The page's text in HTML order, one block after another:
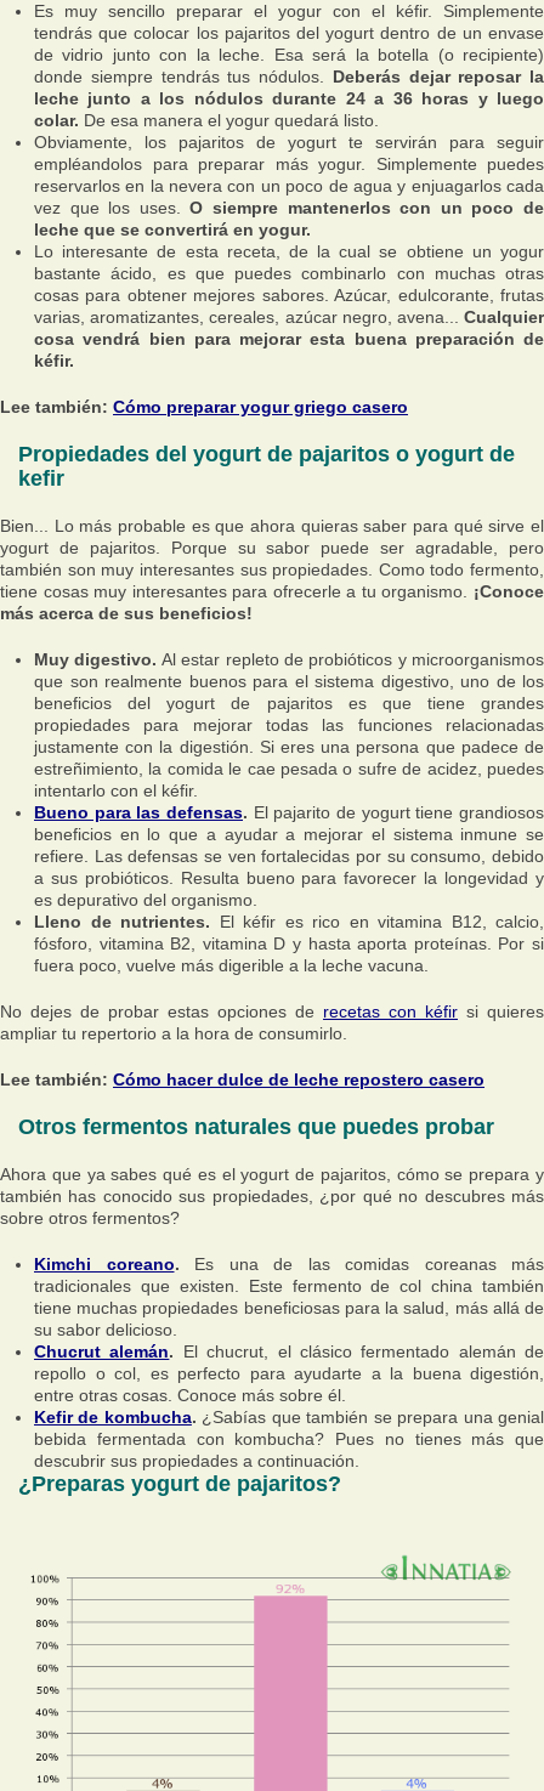
Es muy sencillo preparar el yogur con el kéfir. Simplemente
tendrás que colocar los pajaritos del yogurt dentro de un envase
de vidrio junto con la leche. Esa será la botella (o recipiente)
donde siempre tendrás tus nódulos. Deberás dejar reposar la
leche junto a los nódulos durante 24 a 36 horas y luego
colar. De esa manera el yogur quedará listo.
Obviamente, los pajaritos de yogurt te servirán para seguir
empléandolos para preparar más yogur. Simplemente puedes
reservarlos en la nevera con un poco de agua y enjuagarlos cada
vez que los uses.O siempre mantenerlos con un poco de
leche que se convertirá en yogur.
Lo interesante de esta receta, de la cual se obtiene un yogur
bastante ácido, es que puedes combinarlo con muchas otras
cosas para obtener mejores sabores. Azúcar, edulcorante, frutas
varias, aromatizantes, cereales, azúcar negro, avena... Cualquier
cosa vendrá bien para mejorar esta buena preparación de
kéfir.
Lee también: Cómo preparar yogur griego casero
Propiedades del yogurt de pajaritos o yogurt de
kefir
Bien... Lo más probable es que ahora quieras saber para qué sirve el
yogurt de pajaritos. Porque su sabor puede ser agradable, pero
también son muy interesantes sus propiedades. Como todo fermento,
tiene cosas muy interesantes para ofrecerle a tu organismo. ¡Conoce
más acerca de sus beneficios!
Muy digestivo. Al estar repleto de probióticos y microorganismos
que son realmente buenos para el sistema digestivo, uno de los
beneficios del yogurt de pajaritos es que tiene grandes
propiedades para mejorar todas las funciones relacionadas
justamente con la digestión. Si eres una persona que padece de
estreñimiento, la comida le cae pesada o sufre de acidez, puedes
intentarlo con el kéfir.
Bueno para las defensas. El pajarito de yogurt tiene grandiosos
beneficios en lo que a ayudar a mejorar el sistema inmune se
refiere. Las defensas se ven fortalecidas por su consumo, debido
a sus probióticos. Resulta bueno para favorecer la longevidad y
es depurativo del organismo.
Lleno de nutrientes. El kéfir es rico en vitamina B12, calcio,
fósforo, vitamina B2, vitamina D y hasta aporta proteínas. Por si
fuera poco, vuelve más digerible a la leche vacuna.
No dejes de probar estas opciones de recetas con kéfir si quieres
ampliar tu repertorio a la hora de consumirlo.
Lee también: Cómo hacer dulce de leche repostero casero
Otros fermentos naturales que puedes probar
Ahora que ya sabes qué es el yogurt de pajaritos, cómo se prepara y
también has conocido sus propiedades, ¿por qué no descubres más
sobre otros fermentos?
Kimchi coreano. Es una de las comidas coreanas más
tradicionales que existen. Este fermento de col china también
tiene muchas propiedades beneficiosas para la salud, más allá de
su sabor delicioso.
Chucrut alemán. El chucrut, el clásico fermentado alemán de
repollo o col, es perfecto para ayudarte a la buena digestión,
entre otras cosas. Conoce más sobre él.
Kefir de kombucha. ¿Sabías que también se prepara una genial
bebida fermentada con kombucha? Pues no tienes más que
descubrir sus propiedades a continuación.
¿Preparas yogurt de pajaritos?